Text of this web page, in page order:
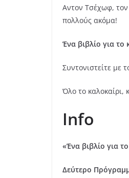
Αντον Τσέχωφ,
πολλούς ακόμα!
Ένα βιβλίο για
Συντονιστείτε με
Όλο το καλοκαίρι,
Info
«Ένα βιβλίο για
Δεύτερο